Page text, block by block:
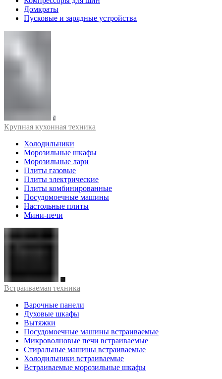
Домкраты
Пусковые и зарядные устройства
Крупная кухонная техника
Холодильники
Морозильные шкафы
Морозильные лари
Плиты газовые
Плиты электрические
Плиты комбинированные
Посудомоечные машины
Настольные плиты
Мини-печи
Встраиваемая техника
Варочные панели
Духовые шкафы
Вытяжки
Посудомоечные машины встраиваемые
Микроволновые печи встраиваемые
Стиральные машины встраиваемые
Холодильники встраиваемые
Встраиваемые морозильные шкафы